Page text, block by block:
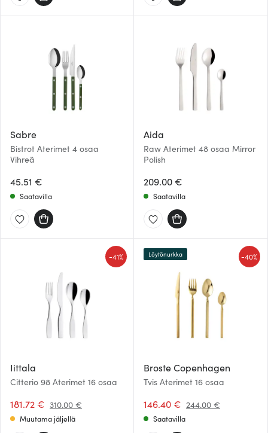
Sabre
Bistrot Aterimet 4 osaa
Vihreä
45.51 €
Saatavilla
Aida
Raw Aterimet 48 osaa Mirror
Polish
209.00 €
Saatavilla
Iittala
Citterio 98 Aterimet 16 osaa
181.72 € 310.00 €
-41%
Muutama jäljellä
Broste Copenhagen
Tvis Aterimet 16 osaa
146.40 € 244.00 €
-40%
Löytönurkka
Saatavilla